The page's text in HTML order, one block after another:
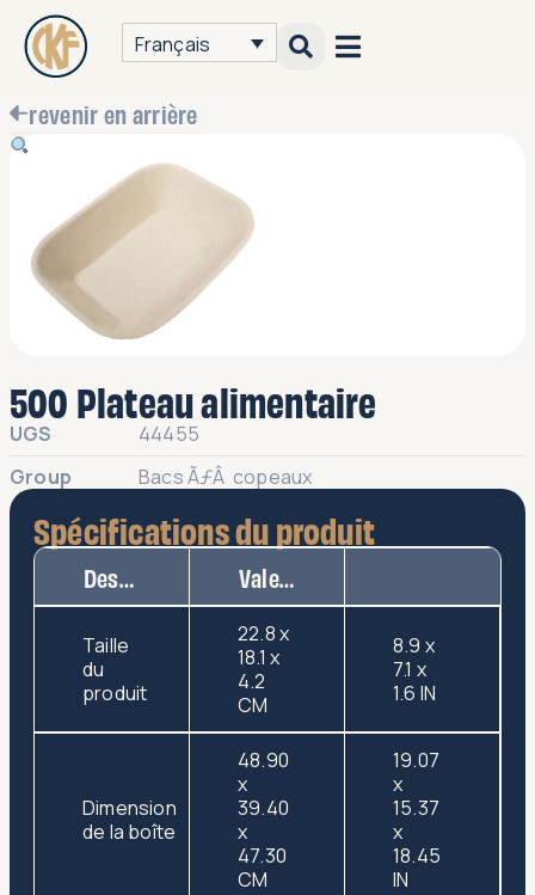
Français
revenir en arrière
500 Plateau alimentaire
UGS
44455
Group
Bacs ÃƒÂ copeaux
Spécifications du produit
Description Valeur
Taille
du
produit
22.8 x
18.1 x
4.2
CM
8.9 x
7.1 x
1.6 IN
Dimension
de la boîte
48.90
x
39.40
x
47.30
CM
19.07
x
15.37
x
18.45
IN